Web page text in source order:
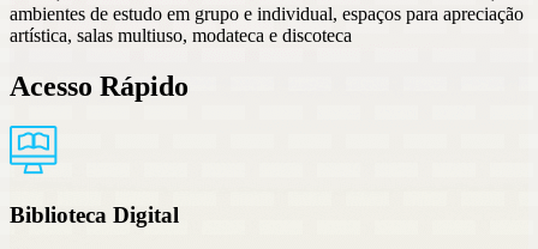
ambientes de estudo em grupo e individual, espaços para apreciação
artística, salas multiuso, modateca e discoteca
Acesso Rápido
Biblioteca Digital